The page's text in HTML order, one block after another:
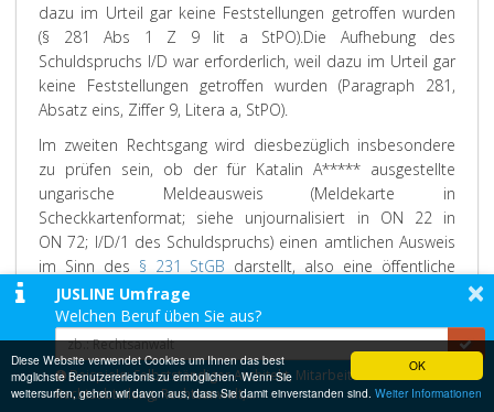
OK
Diese Website verwendet Cookies um Ihnen das best
möglichste Benutzererlebnis zu ermöglichen. Wenn Sie
weitersurfen, gehen wir davon aus, dass Sie damit einverstanden sind. Weiter Informationen
dazu im Urteil gar keine Feststellungen getroffen wurden
(§ 281 Abs 1 Z 9 lit a StPO).Die Aufhebung des
Schuldspruchs I/D war erforderlich, weil dazu im Urteil gar
keine Feststellungen getroffen wurden (Paragraph 281,
Absatz eins, Ziffer 9, Litera a, StPO).
Im zweiten Rechtsgang wird diesbezüglich insbesondere
zu prüfen sein, ob der für Katalin A***** ausgestellte
ungarische Meldeausweis (Meldekarte in
Scheckkartenformat; siehe unjournalisiert in ON 22 in
ON 72; I/D/1 des Schuldspruchs) einen amtlichen Ausweis
im Sinn des § 231 StGB darstellt, also eine öffentliche
Urkunde, die zum Nachweis der Identität oder der
persönlichen Verhältnisse bestimmt ist (
in WK2§ 231 Rz 4; vglKirchbacher, WK-StPO § 246 Rz
48).Im zweiten Rechtsgang wird diesbezüglich
insbesondere zu prüfen sein, ob der für Katalin A*****
×
JUSLINE Umfrage
Welchen Beruf üben Sie aus?
Beispiele: Selbstständiger Architekt, Mitarbeiter einer
Rechtsabteilung, Rechtsanwalt,...